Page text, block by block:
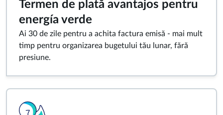
Termen de plată avantajos pentru
energía verde
Ai 30 de zile pentru a achita factura emisă - mai mult
timp pentru organizarea bugetului tău lunar, fără
presiune.